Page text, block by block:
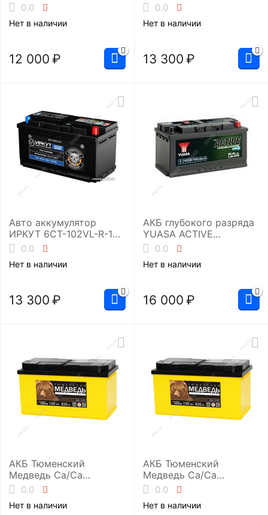
(SMF-L5EU)
0.0
Нет в наличии
12 000 ₽
(UHD-L5RU)
0.0
Нет в наличии
13 300 ₽
Авто аккумулятор
ИРКУТ 6CT-102VL-R-1
(UHD-L5EU)
0.0
Нет в наличии
13 300 ₽
АКБ глубокого разряда
YUASA ACTIVE
Leisure&Marine L36-EFB
0.0
Нет в наличии
16 000 ₽
АКБ Тюменский
Медведь Ca/Ca
6ст-100.0 (L5/830EN)
0.0
Нет в наличии
АКБ Тюменский
Медведь Ca/Ca
6ст-100.1 (L5/830EN)
0.0
Нет в наличии